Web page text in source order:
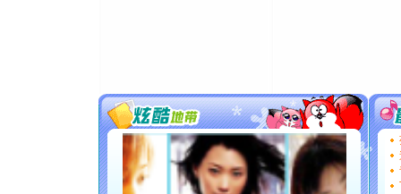
送你一棵
[圣诞节]
你太多，
要平安
[圣诞节]
能正大